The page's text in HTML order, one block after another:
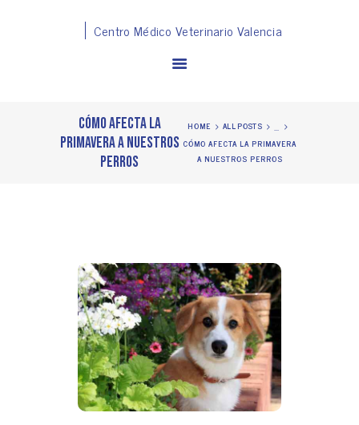
Centro Médico Veterinario Valencia
Cómo afecta la
primavera a nuestros
perros
HOME ALL POSTS ...
CÓMO AFECTA LA PRIMAVERA
A NUESTROS PERROS
SERVICIOS
PELUQUERÍA
BLOG
CONTACT
FAQ